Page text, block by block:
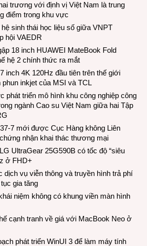
trương với định vị Việt Nam là trung
điểm trong khu vực
sinh thái học liệu số giữa VNPT
hội VAEDR
18 inch HUAWEI MateBook Fold
hệ 2 chính thức ra mắt
inch 4K 120Hz đầu tiên trên thế giới
phun inkjet của MSI và TCL
phát triển mô hình khu công nghiệp công
ngành Cao su Việt Nam giữa hai Tập
7 mới được Cục Hàng không Liên
nhận khai thác thương mại
UltraGear 25G590B có tốc độ “siêu
ở FHD+
dịch vụ viễn thông và truyền hình trả phí
gia tăng
niệm không có khung viền màn hình
cạnh tranh về giá với MacBook Neo ở
phát triển WinUI 3 để làm máy tính